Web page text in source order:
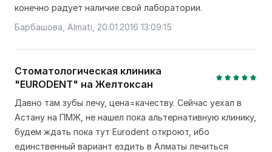
конечно радует наличие свой лаборатории.
Барбашова, Almati, 20.01.2016 13:09:15
Стоматологическая клиника
"EURODENT" на Желтоксан
Давно там зубы лечу, цена=качеству. Сейчас уехал в
Астану на ПМЖ, не нашел пока альтернативную клинику,
будем ждать пока тут Eurodent откроют, ибо
единственный вариант ездить в Алматы лечиться